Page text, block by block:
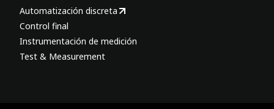
Automatización discreta
Control final
Instrumentación de medición
Test & Measurement